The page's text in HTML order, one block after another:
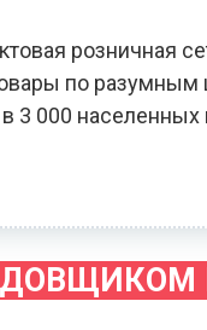
розничная
по разумным
3 000